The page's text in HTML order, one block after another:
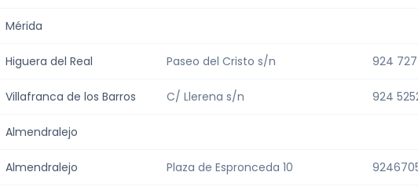
Mérida
Higuera del Real Paseo del Cristo s/n 924 727
Villafranca de los Barros C/ Llerena s/n 924
Almendralejo
Almendralejo Plaza de Espronceda 10